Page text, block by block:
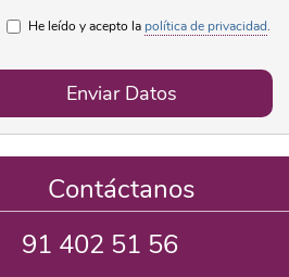
He leído y acepto la política de privacidad.
Enviar Datos
Contáctanos
91 402 51 56